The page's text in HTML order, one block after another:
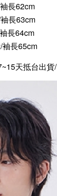
長62cm
長63cm
長64cm
長65cm
天抵台出貨/